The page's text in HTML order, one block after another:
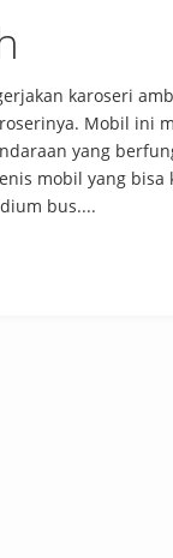
karoseri
Mobil ini
yang
mobil yang
bus....